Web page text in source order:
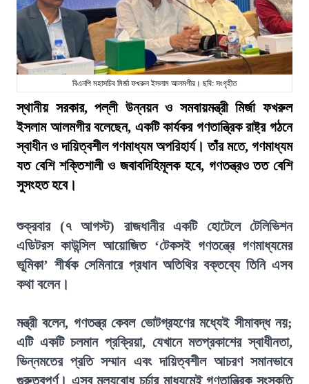
বিএনপি মহাসচিব মির্জা ফখরুল ইসলাম আলমগীর। ছবি: সংগৃহীত
স্থানীয় সরকার, পল্লী উন্নয়ন ও সমবায়মন্ত্রী মির্জা ফখরুল
ইসলাম আলমগীর বলেছেন, একটি কার্যকর গণতান্ত্রিক রাষ্ট্র গঠনে
স্বাধীন ও দায়িত্বশীল গণমাধ্যম অপরিহার্য। তাঁর মতে, গণমাধ্যম
যত বেশি শক্তিশালী ও জবাবদিহিমূলক হবে, গণতন্ত্রও তত বেশি
সুসংহত হবে।
শুক্রবার (৭ আগস্ট) রাজধানীর একটি হোটেলে টেলিভিশন
এডিটরস কাউন্সিল আয়োজিত ‘টেকসই গণতন্ত্রে গণমাধ্যমের
ভূমিকা’ শীর্ষক সেমিনারে প্রধান অতিথির বক্তব্যে তিনি এসব
কথা বলেন।
মন্ত্রী বলেন, গণতন্ত্র কেবল ভোটগ্রহণের মধ্যেই সীমাবদ্ধ নয়;
এটি একটি চলমান প্রক্রিয়া, যেখানে মতপ্রকাশের স্বাধীনতা,
ভিন্নমতের প্রতি সম্মান এবং দায়িত্বশীল আচরণ সমানভাবে
গুরুত্বপূর্ণ। এসব মূল্যবোধ চর্চার মাধ্যমেই গণতান্ত্রিক সংস্কৃতি